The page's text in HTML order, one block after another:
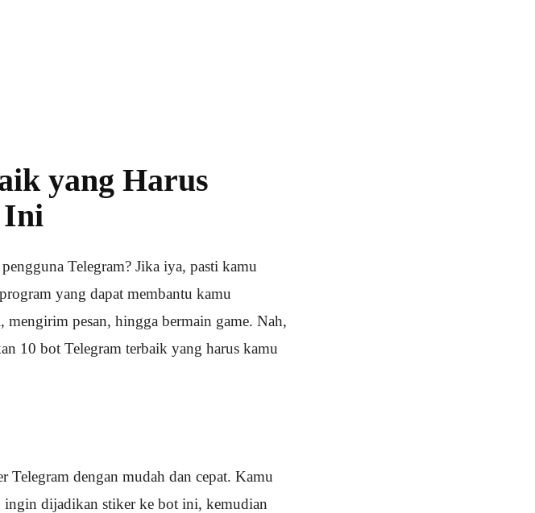
yang Harus
Ini
Telegram? Jika iya, pasti kamu
yang dapat membantu kamu
pesan, hingga bermain game. Nah,
10 bot Telegram terbaik yang harus kamu
dengan mudah dan cepat. Kamu
dijadikan stiker ke bot ini, kemudian